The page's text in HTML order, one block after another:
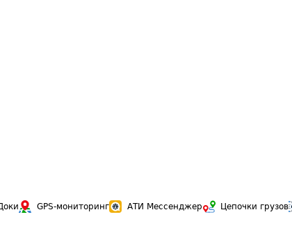
GPS-мониторинг АТИ Мессенджер Цепочки грузов